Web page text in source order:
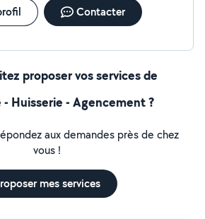
Contacter
proposer vos services de
Huisserie - Agencement ?
aux demandes près de chez
vous !
mes services